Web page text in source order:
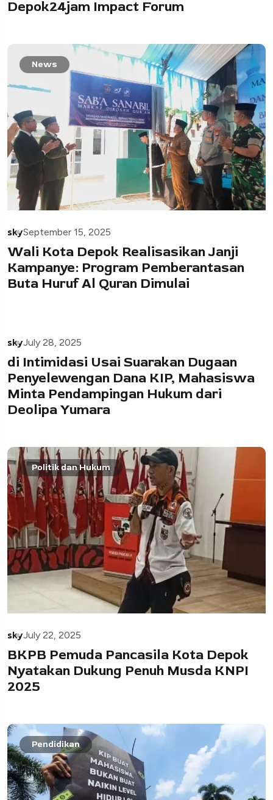
Depok24jam Impact Forum
News
skySeptember 15, 2025
Wali Kota Depok Realisasikan Janji
Kampanye: Program Pemberantasan
Buta Huruf Al Quran Dimulai
skyJuly 28, 2025
di Intimidasi Usai Suarakan Dugaan
Penyelewengan Dana KIP, Mahasiswa
Minta Pendampingan Hukum dari
Deolipa Yumara
Politik dan Hukum
skyJuly 22, 2025
BKPB Pemuda Pancasila Kota Depok
Nyatakan Dukung Penuh Musda KNPI
2025
Pendidikan